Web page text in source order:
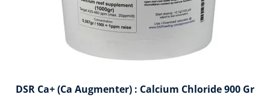
DSR Ca+ (Ca Augmenter) : Calcium Chloride 900 Gr